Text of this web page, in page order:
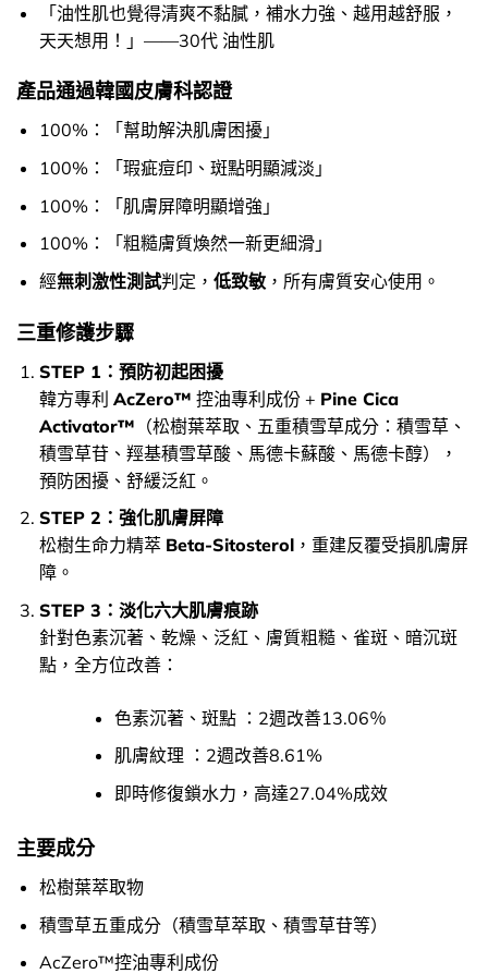
「油性肌也覺得清爽不黏膩，補水力強、越用越舒服，
天天想用！」——30代 油性肌
產品通過韓國皮膚科認證
100%：「幫助解決肌膚困擾」
100%：「瑕疵痘印、斑點明顯減淡」
100%：「肌膚屏障明顯增強」
100%：「粗糙膚質煥然一新更細滑」
經無刺激性測試判定， 低致敏，所有膚質安心使用。
三重修護步驟
STEP 1：預防初起困擾
韓方專利 AcZero™ 控油專利成份 + Pine Cica
Activator™ （松樹葉萃取、五重積雪草成分：積雪草、
積雪草苷、羥基積雪草酸、馬德卡蘇酸、馬德卡醇），
預防困擾、舒緩泛紅。
STEP 2：強化肌膚屏障
松樹生命力精萃 Beta-Sitosterol，重建反覆受損肌膚屏
障。
STEP 3：淡化六大肌膚痕跡
針對色素沉著、乾燥、泛紅、膚質粗糙、雀斑、暗沉斑
點，全方位改善：
色素沉著、斑點 ：2週改善13.06％
肌膚紋理 ：2週改善8.61%
即時修復鎖水力，高達27.04%成效
主要成分
松樹葉萃取物
積雪草五重成分（積雪草萃取、積雪草苷等）
AcZero™控油專利成份